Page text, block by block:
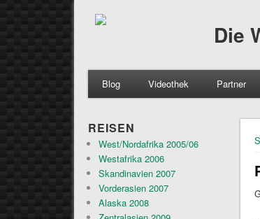
Die
Blog Videothek Partner
REISEN
West/Nordafrika 2005/06
Westafrika 2006
Skandinavien 2007
Vorderasien 2007
Alaska 2008